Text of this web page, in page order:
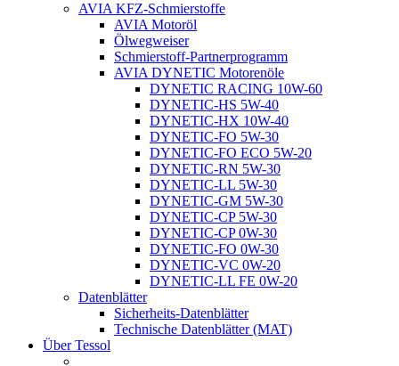
AVIA KFZ-Schmierstoffe
AVIA Motoröl
Ölwegweiser
Schmierstoff-Partnerprogramm
AVIA DYNETIC Motorenöle
DYNETIC RACING 10W-60
DYNETIC-HS 5W-40
DYNETIC-HX 10W-40
DYNETIC-FO 5W-30
DYNETIC-FO ECO 5W-20
DYNETIC-RN 5W-30
DYNETIC-LL 5W-30
DYNETIC-GM 5W-30
DYNETIC-CP 5W-30
DYNETIC-CP 0W-30
DYNETIC-FO 0W-30
DYNETIC-VC 0W-20
DYNETIC-LL FE 0W-20
Datenblätter
Sicherheits-Datenblätter
Technische Datenblätter (MAT)
Über Tessol